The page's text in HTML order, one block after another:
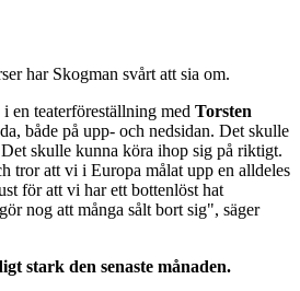
har Skogman svårt att sia om.
en teaterföreställning med Torsten
både på upp- och nedsidan. Det skulle
skulle kunna köra ihop sig på riktigt.
tror att vi i Europa målat upp en alldeles
för att vi har ett bottenlöst hat
nog att många sålt bort sig", säger
stark den senaste månaden.